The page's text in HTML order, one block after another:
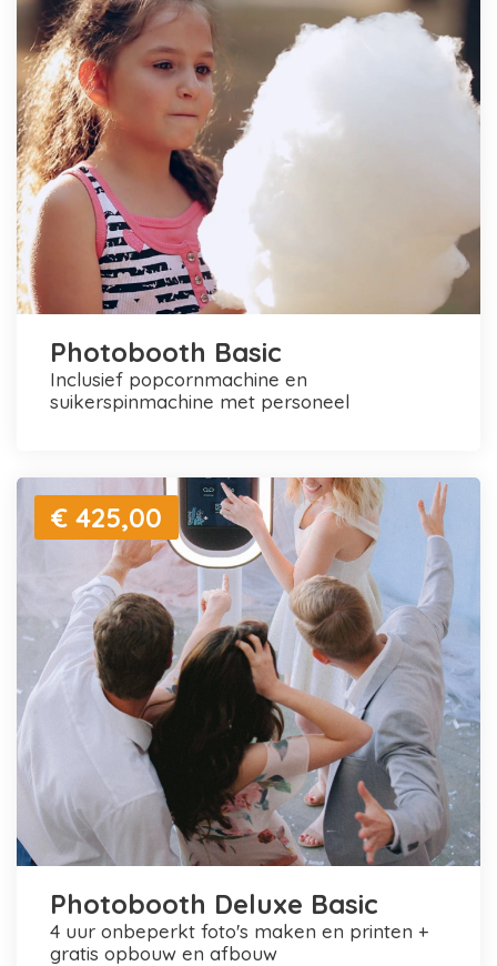
Photobooth Basic
inclusief popcornmachine en
suikerspinmachine met personeel
€ 425,00
Photobooth Deluxe Basic
4 uur onbeperkt foto's maken en printen +
gratis opbouw en afbouw